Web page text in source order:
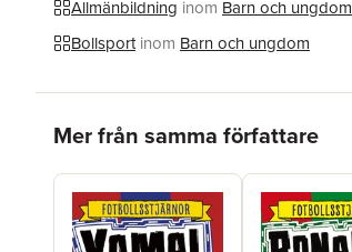
Allmänbildning inom Barn och ungdom
Bollsport inom Barn och ungdom
Mer från samma författare